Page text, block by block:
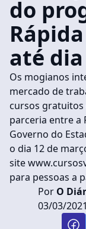
do
até
Os mogianos
mercado de
cursos gratuitos
parceria entre a
Governo do
o dia 12 de
site
para pessoas a
Por O
03/03/